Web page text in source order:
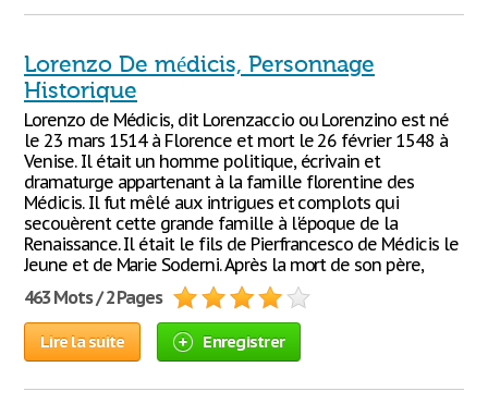
Lorenzo De médicis, Personnage
Historique
Lorenzo de Médicis, dit Lorenzaccio ou Lorenzino est né
le 23 mars 1514 à Florence et mort le 26 février 1548 à
Venise. Il était un homme politique, écrivain et
dramaturge appartenant à la famille florentine des
Médicis. Il fut mêlé aux intrigues et complots qui
secouèrent cette grande famille à l'époque de la
Renaissance. Il était le fils de Pierfrancesco de Médicis le
Jeune et de Marie Soderni. Après la mort de son père,
463 Mots / 2 Pages
Lire la suite Enregistrer